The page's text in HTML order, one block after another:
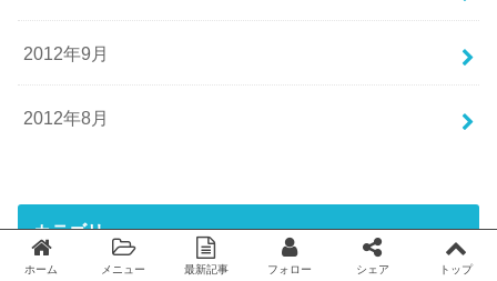
2012年9月
2012年8月
カテゴリー
ホーム メニュー 最新記事 フォロー シェア トップ
Twitter facebook